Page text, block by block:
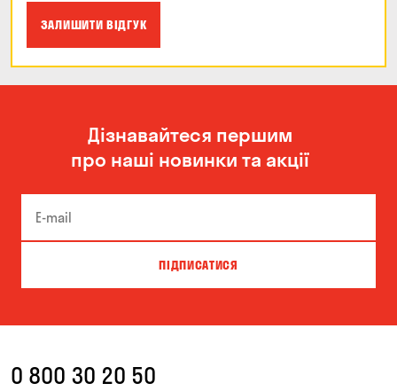
ЗАЛИШИТИ ВІДГУК
Дізнавайтеся першим
про наші новинки та акції
ПІДПИСАТИСЯ
0 800 30 20 50